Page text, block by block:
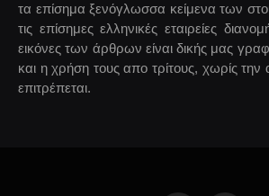
τα επίσημα ξενόγλωσσα κείμενα των
τις επίσημες ελληνικές εταιρείες
εικόνες των άρθρων είναι δικής μας
και η χρήση τους απο τρίτους, χωρίς
επιτρέπεται.